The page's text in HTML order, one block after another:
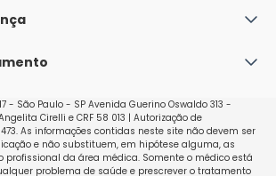
e Devoluções
- São Paulo - SP Avenida Guerino Oswaldo 313 -
Cirelli e CRF 58 013 | Autorização de
As informações contidas neste site não devem ser
e não substituem, em hipótese alguma, as
profissional da área médica. Somente o médico está
problema de saúde e prescrever o tratamento